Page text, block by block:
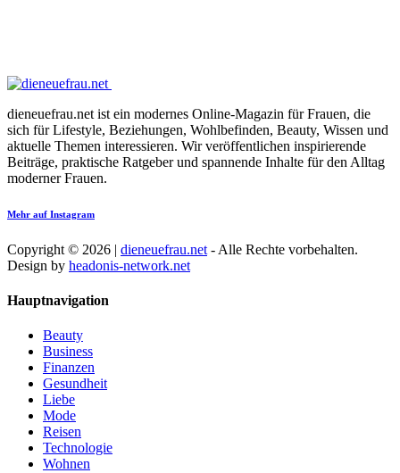
dieneuefrau.net ist ein modernes Online-Magazin für Frauen, die
sich für Lifestyle, Beziehungen, Wohlbefinden, Beauty, Wissen und
aktuelle Themen interessieren. Wir veröffentlichen inspirierende
Beiträge, praktische Ratgeber und spannende Inhalte für den Alltag
moderner Frauen.
Mehr auf Instagram
Copyright © 2026 | dieneuefrau.net - Alle Rechte vorbehalten.
Design by headonis-network.net
Hauptnavigation
Beauty
Business
Finanzen
Gesundheit
Liebe
Mode
Reisen
Technologie
Wohnen